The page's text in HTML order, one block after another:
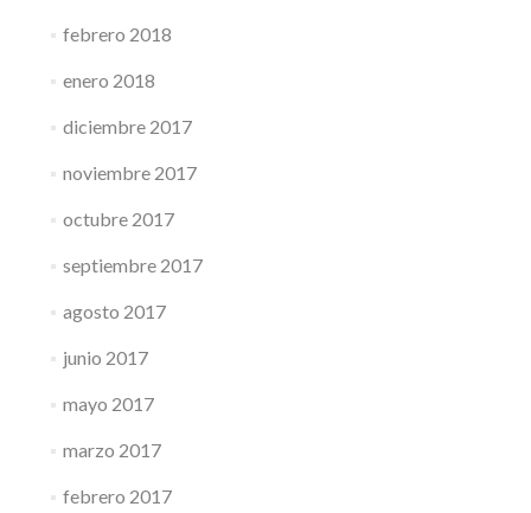
febrero 2018
enero 2018
diciembre 2017
noviembre 2017
octubre 2017
septiembre 2017
agosto 2017
junio 2017
mayo 2017
marzo 2017
febrero 2017